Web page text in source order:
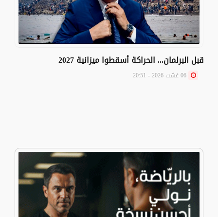
قبل البرلمان... الحراكة أسقطوا ميزانية 2027